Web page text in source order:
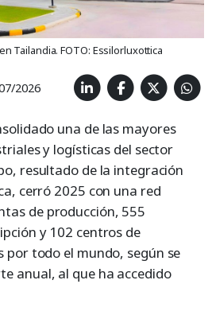
Tailandia. FOTO: Essilorluxottica
2026
una de las mayores
y logísticas del sector
resultado de la integración
cerró 2025 con una red
de producción, 555
y 102 centros de
todo el mundo, según se
anual, al que ha accedido